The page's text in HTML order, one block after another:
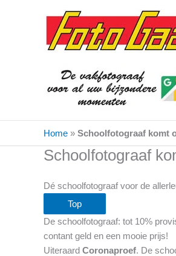
Home » Schoolfotograaf komt
Schoolfotograaf
Dé schoolfotograaf voor de
Top
De schoolfotograaf: tot 10%
contant geld en een mooie prijs!
Uiteraard Coronaproef. De